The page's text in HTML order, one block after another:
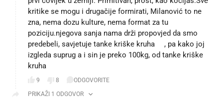
kritike se mogu i drugačije formirati, Milanović to ne
zna, nema dozu kulture, nema format za tu
poziciju.njegova sanja nama drži propovjed da smo
predebeli, savjetuje tanke kriške kruha🙈, pa kako joj
izgleda suprug a i sin je preko 100kg, od tanke kriške
kruha🙈❓
9 8
ODGOVORITE
PRIKAŽI 1 ODGOVOR